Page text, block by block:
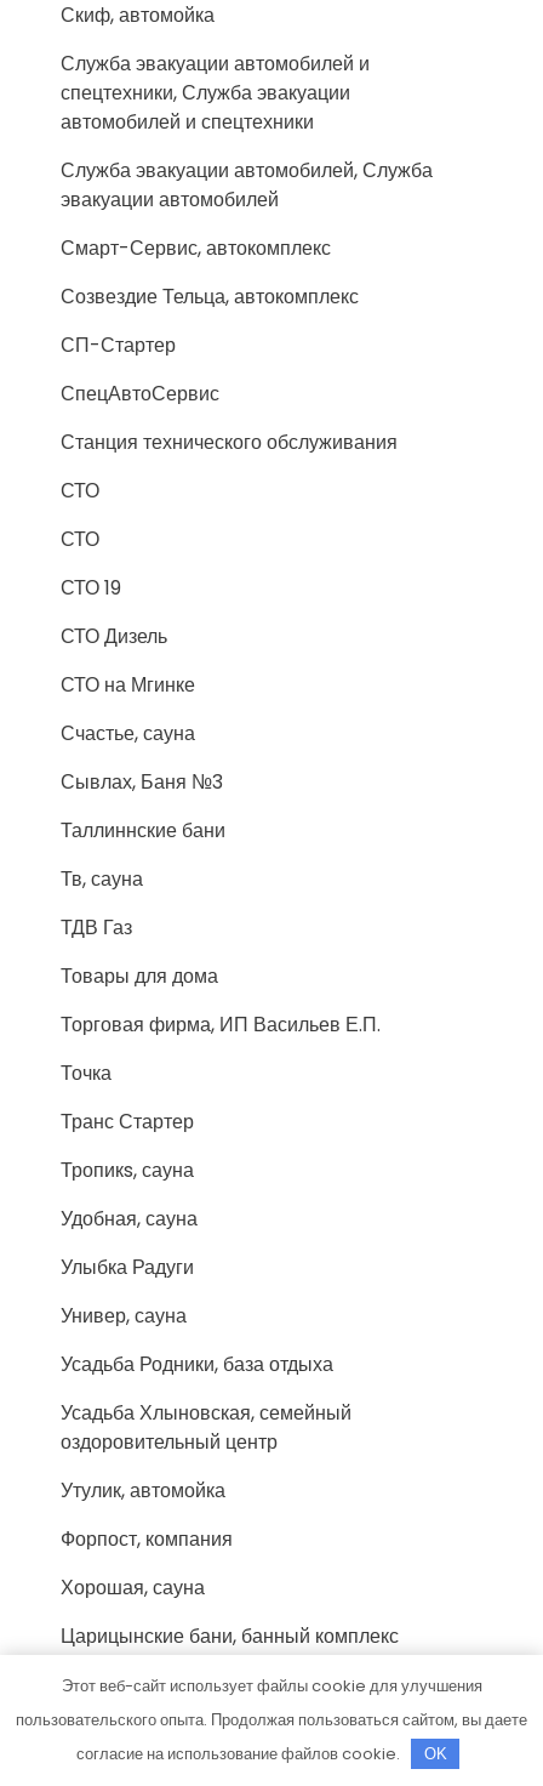
Скиф, автомойка
Служба эвакуации автомобилей и
спецтехники, Служба эвакуации
автомобилей и спецтехники
Служба эвакуации автомобилей, Служба
эвакуации автомобилей
Смарт-Сервис, автокомплекс
Созвездие Тельца, автокомплекс
СП-Стартер
СпецАвтоСервис
Станция технического обслуживания
СТО
СТО
СТО 19
СТО Дизель
СТО на Мгинке
Счастье, сауна
Сывлах, Баня №3
Таллиннские бани
Тв, сауна
ТДВ Газ
Товары для дома
Торговая фирма, ИП Васильев Е.П.
Точка
Транс Стартер
Тропикs, сауна
Удобная, сауна
Улыбка Радуги
Универ, сауна
Усадьба Родники, база отдыха
Усадьба Хлыновская, семейный
оздоровительный центр
Утулик, автомойка
Форпост, компания
Хорошая, сауна
Царицынские бани, банный комплекс
Царская банька
Царская охота, клуб-отель
Этот веб-сайт использует файлы cookie для улучшения
пользовательского опыта. Продолжая пользоваться сайтом, вы даете
согласие на использование файлов cookie.
OK